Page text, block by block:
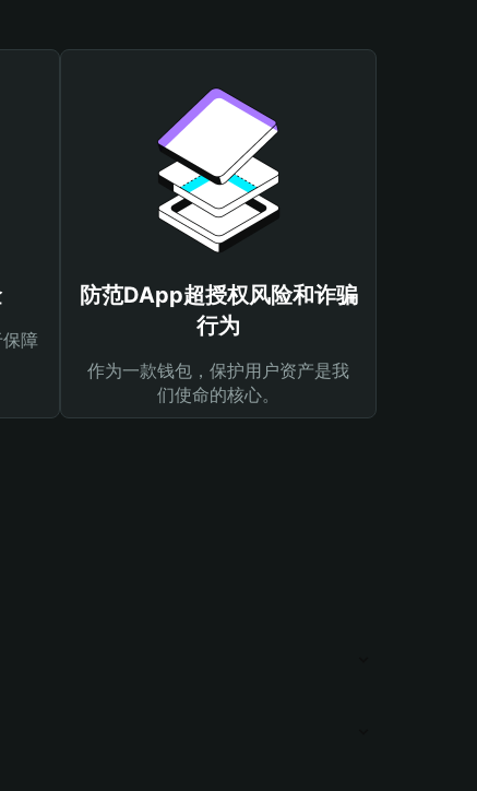
障
防范DApp超授权风险和诈骗
行为
作为一款钱包，保护用户资产是我
们使命的核心。